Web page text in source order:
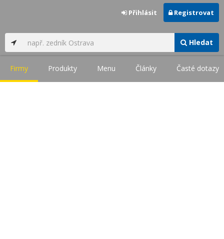
Hledat
Přihlásit Registrovat
Firmy Produkty Menu Články Časté dotazy